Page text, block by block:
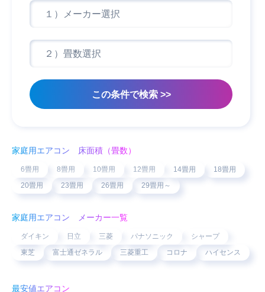
家庭用エアコン 床面積（畳数）
6畳用 8畳用 10畳用 12畳用 14畳用
18畳用
20畳用
23畳用 26畳用 29畳用～
家庭用エアコン メーカー一覧
ダイキン 日立 三菱 パナソニック
シャープ
東芝
富士通ゼネラル 三菱重工 コロナ ハイセンス
最安値エアコン